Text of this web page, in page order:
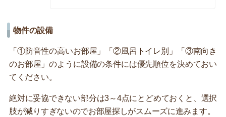
物件の設備
「①防音性の高いお部屋」「②風呂トイレ別」「③南向き
のお部屋」のように設備の条件には優先順位を決めておい
てください。
絶対に妥協できない部分は3～4点にとどめておくと、選択
肢が減りすぎないのでお部屋探しがスムーズに進みます。